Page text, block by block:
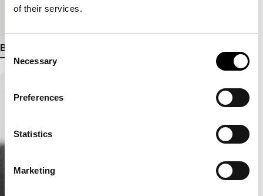
of their services.
Consent
Selection
Necessary
Preferences
Statistics
Marketing
Bekijk meer details